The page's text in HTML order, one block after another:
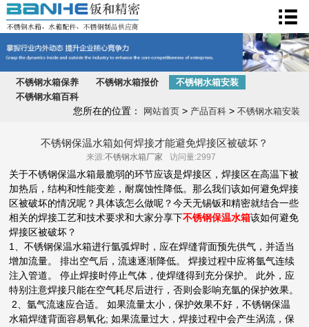
不锈钢水箱
不锈钢水箱保养 不锈钢水箱报价
不锈钢水箱安装
不锈钢水箱百科
您所在的位置： 网站首页> 产品百科> 不锈钢水箱安装
不锈钢保温水箱如何焊接才能避免焊接区被破坏？
来源:不锈钢水箱厂家 访问量:2997
关于不锈钢保温水箱最脆弱的环节应该是焊接区，焊接区在高温下被
加热后，结构和性能变差，耐腐蚀性降低。那么我们该如何避免焊接
区被破坏的情况呢？具体该怎么做呢？今天无锡钣和精密就结合一些
相关的焊接工艺和技术要求和大家分享下不锈钢保温水箱该如何避免
焊接区被破坏？
1、不锈钢保温水箱进行氩弧焊时，应在焊缝背面预先供气，并适当
增加流量。 排出空气后，流速逐渐降低。 焊接过程中应将氩气连续
注入管道。 停止焊接时停止气体，使焊缝得到充分保护。 此外，应
特别注意焊接只能在空气耗尽后进行，否则会影响充氩的保护效果。
2、氩气流速应合适。 如果流量太小，保护效果不好，不锈钢保温
水箱焊缝背面容易氧化; 如果流量过大，焊接过程中会产生涡流，保